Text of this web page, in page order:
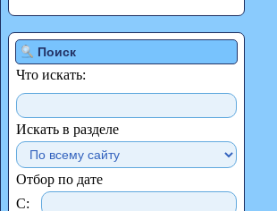
Поиск
Что искать:
Искать в разделе
Отбор по дате
С: